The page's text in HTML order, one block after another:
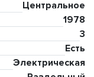
Центральное
1978
3
Есть
Электрическая